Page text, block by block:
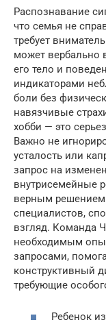
Распознавание
что семья не
требует
может вербально
его тело и
индикаторами
боли без
навязчивые
хобби — это
Важно не
усталость или
запрос на
внутрисемейные
верным решением
специалистов,
взгляд. Команда
необходимым
запросами,
конструктивный
требующие
Ребенок